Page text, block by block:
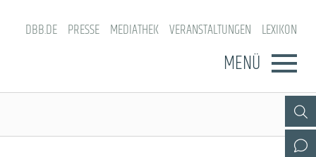
DBB.DE PRESSE MEDIATHEK VERANSTALTUNGEN LEXIKON
MENÜ